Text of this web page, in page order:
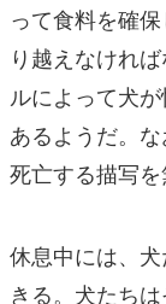
って食料を確
り越えなけれ
ルによって犬
あるようだ。
死亡する描写を
休息中には、
きる。犬たち